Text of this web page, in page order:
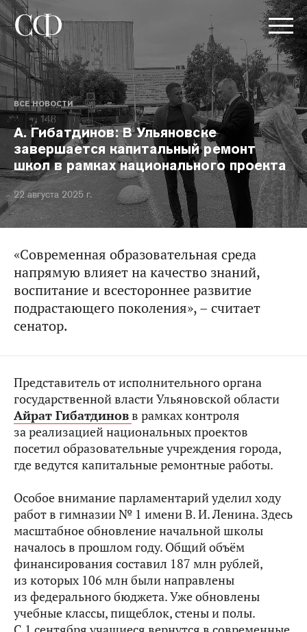
ВСЕ НОВОСТИ
А. Гибатдинов: В Ульяновске
завершается капитальный ремонт
школ в рамках национального проекта
22 августа 2025 г.
«Современная образовательная среда
напрямую влияет на качество знаний,
воспитание и всестороннее развитие
подрастающего поколения», – считает
сенатор.
Представитель от исполнительного органа
государственной власти Ульяновской области
Айрат Гибатдиновв рамках контроля
за реализацией национальных проектов
посетил образовательные учреждения города,
где ведутся капитальные ремонтные работы.
Особое внимание парламентарий уделил ходу
работ в гимназии № 1 имени В. И. Ленина. Здесь
масштабное обновление начальной школы
началось в прошлом году. Общий объём
финансирования составил 187 млн рублей,
из которых 106 млн были направлены
из федерального бюджета. Уже обновлены
учебные классы, пищеблок, стены и полы.